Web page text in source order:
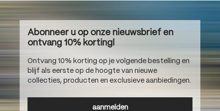
Abonneer u op onze nieuwsbrief en
ontvang 10% korting!
Ontvang 10% korting op je volgende bestelling en
blijf als eerste op de hoogte van nieuwe
collecties, producten en exclusieve aanbiedingen.
aanmelden